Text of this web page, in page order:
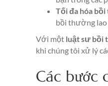
Tối đa hóa
bồi thường
Với một luật sư bồi
khi chúng tôi xử lý
Các bước